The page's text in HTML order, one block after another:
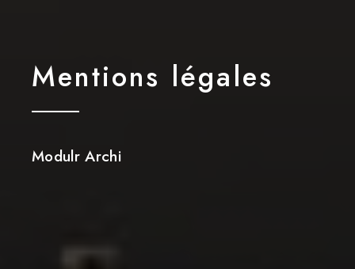
Mentions légales
Modulr Archi